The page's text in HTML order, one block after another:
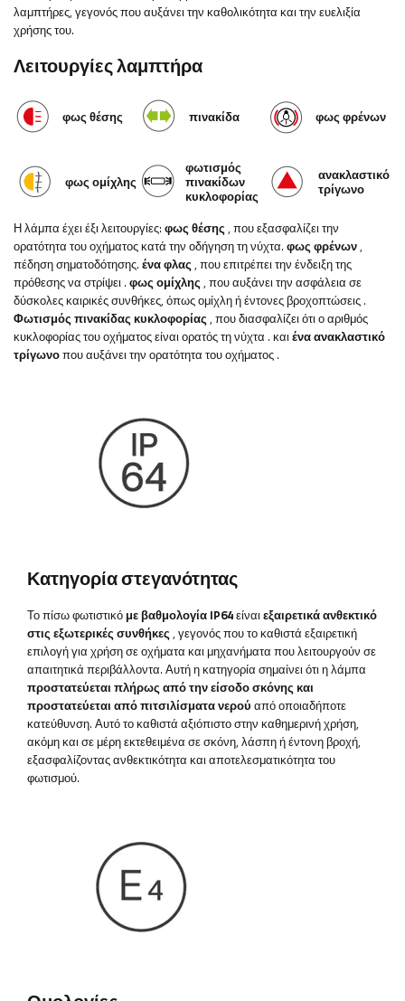
λαμπτήρες, γεγονός που αυξάνει την καθολικότητα και την ευελιξία
χρήσης του.
Λειτουργίες λαμπτήρα
φως θέσης πινακίδα φως φρένων
φως ομίχλης
φωτισμός
πινακίδων
κυκλοφορίας
ανακλαστικό
τρίγωνο
Η λάμπα έχει έξι λειτουργίες: φως θέσης, που εξασφαλίζει την
ορατότητα του οχήματος κατά την οδήγηση τη νύχτα. φως φρένων,
πέδηση σηματοδότησης. ένα φλας, που επιτρέπει την ένδειξη της
πρόθεσης να στρίψει . φως ομίχλης, που αυξάνει την ασφάλεια σε
δύσκολες καιρικές συνθήκες, όπως ομίχλη ή έντονες βροχοπτώσεις .
Φωτισμός πινακίδας κυκλοφορίας, που διασφαλίζει ότι ο αριθμός
κυκλοφορίας του οχήματος είναι ορατός τη νύχτα . καιένα ανακλαστικό
τρίγωνοπου αυξάνει την ορατότητα του οχήματος .
Κατηγορία στεγανότητας
Το πίσω φωτιστικό με βαθμολογία IP64είναιεξαιρετικά ανθεκτικό
στις εξωτερικές συνθήκες, γεγονός που το καθιστά εξαιρετική
επιλογή για χρήση σε οχήματα και μηχανήματα που λειτουργούν σε
απαιτητικά περιβάλλοντα. Αυτή η κατηγορία σημαίνει ότι η λάμπα
προστατεύεται πλήρως από την είσοδο σκόνης και
προστατεύεται από πιτσιλίσματα νερού από οποιαδήποτε
κατεύθυνση. Αυτό το καθιστά αξιόπιστο στην καθημερινή χρήση,
ακόμη και σε μέρη εκτεθειμένα σε σκόνη, λάσπη ή έντονη βροχή,
εξασφαλίζοντας ανθεκτικότητα και αποτελεσματικότητα του
φωτισμού.